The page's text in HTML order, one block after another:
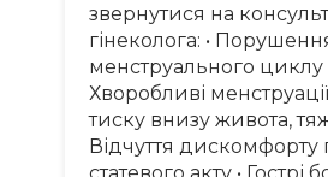
звернутися на
гінеколога: •
менструального циклу
Хворобливі менструації
тиску внизу живота,
Відчуття дискомфорту